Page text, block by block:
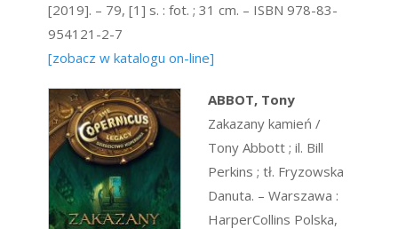
[2019]. – 79, [1] s. : fot. ; 31 cm. – ISBN 978-83-
954121-2-7
[zobacz w katalogu on-line]
ABBOT, Tony
Zakazany kamień /
Tony Abbott ; il. Bill
Perkins ; tł. Fryzowska
Danuta. – Warszawa :
HarperCollins Polska,